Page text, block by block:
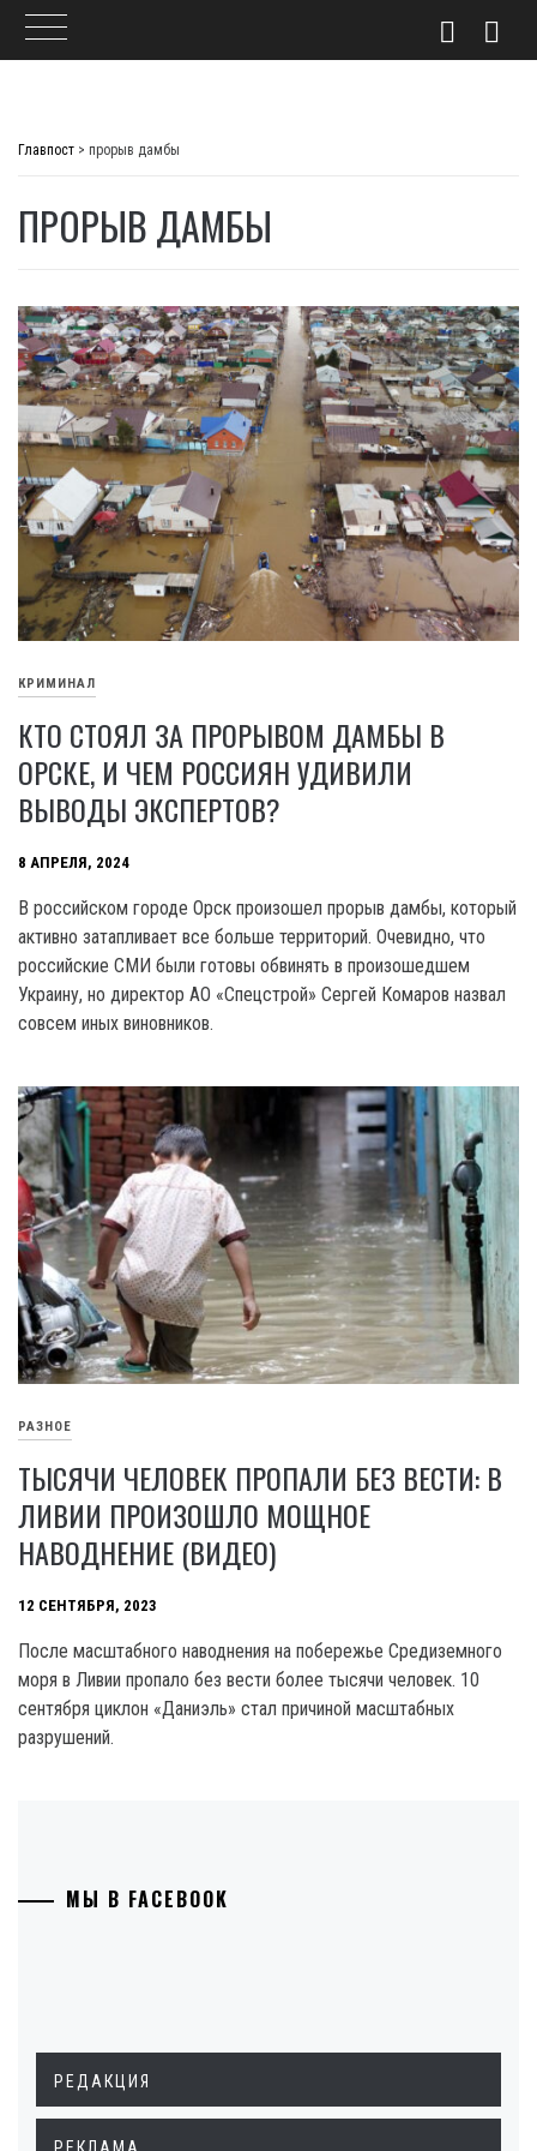
Главпост > прорыв дамбы
ПРОРЫВ ДАМБЫ
КРИМИНАЛ
КТО СТОЯЛ ЗА ПРОРЫВОМ ДАМБЫ В
ОРСКЕ, И ЧЕМ РОССИЯН УДИВИЛИ
ВЫВОДЫ ЭКСПЕРТОВ?
8 АПРЕЛЯ, 2024
В российском городе Орск произошел прорыв дамбы, который
активно затапливает все больше территорий. Очевидно, что
российские СМИ были готовы обвинять в произошедшем
Украину, но директор АО «Спецстрой» Сергей Комаров назвал
совсем иных виновников.
РАЗНОЕ
ТЫСЯЧИ ЧЕЛОВЕК ПРОПАЛИ БЕЗ ВЕСТИ: В
ЛИВИИ ПРОИЗОШЛО МОЩНОЕ
НАВОДНЕНИЕ (ВИДЕО)
12 СЕНТЯБРЯ, 2023
После масштабного наводнения на побережье Средиземного
моря в Ливии пропало без вести более тысячи человек. 10
сентября циклон «Даниэль» стал причиной масштабных
разрушений.
МЫ В FACEBOOK
РЕДАКЦИЯ